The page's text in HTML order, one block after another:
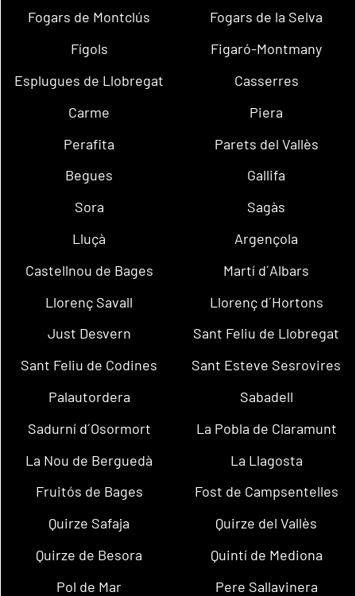
Fogars de Montclús
Fogars de la Selva
Fígols
Figaró-Montmany
Esplugues de Llobregat
Casserres
Carme
Piera
Perafita
Parets del Vallès
Begues
Gallifa
Sora
Sagàs
Lluçà
Argençola
Castellnou de Bages
Martí d´Albars
Llorenç Savall
Llorenç d´Hortons
Just Desvern
Sant Feliu de Llobregat
Sant Feliu de Codines
Sant Esteve Sesrovires
Palautordera
Sabadell
Sadurní d´Osormort
La Pobla de Claramunt
La Nou de Berguedà
La Llagosta
Fruitós de Bages
Fost de Campsentelles
Quirze Safaja
Quirze del Vallès
Quirze de Besora
Quintí de Mediona
Pol de Mar
Pere Sallavinera